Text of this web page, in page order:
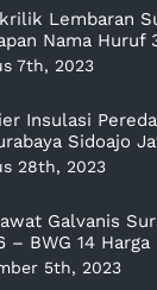
Lembaran
Nama Huruf
7th, 2023
Insulasi
Sidoajo
28th, 2023
Galvanis
– BWG 14
5th, 2023